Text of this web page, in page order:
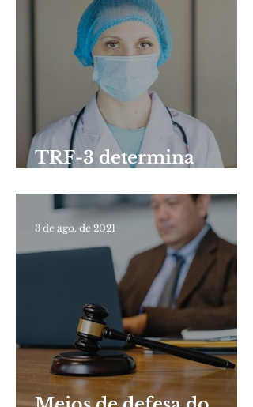
TRF-3 determina
carência de Fies de
médica recém-formada
3 de ago. de 2021